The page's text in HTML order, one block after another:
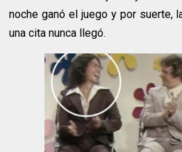
noche ganó el juego y por suerte,
una cita nunca llegó.